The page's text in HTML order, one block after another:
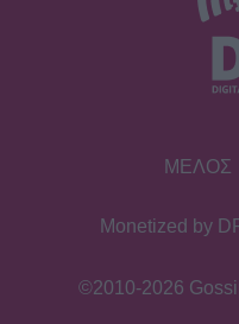
Δανάη Μπάρκα: Η
απάντηση με χιούμορ
περί πλαστικής στο
αδιαπραγμάτευτη και
κάθε χρόνο. Χρόνια
ΜΕΛΟΣ
Monetized by
©2010-2026